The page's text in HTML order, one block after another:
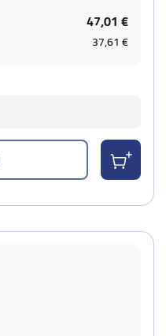
47,01 €
37,61 €